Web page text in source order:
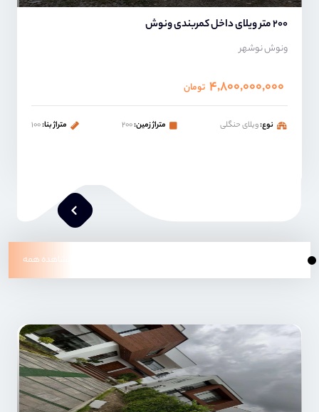
200 متر ویلای داخل کمربندی ونوش
ونوش نوشهر
۴,۸۰۰,۰۰۰,۰۰۰ تومان
نوع:ویلای حنگلی متراژ زمین:۲۰۰ متراژ بنا:۱۰۰
مشاهده همه
امیر خدابنده